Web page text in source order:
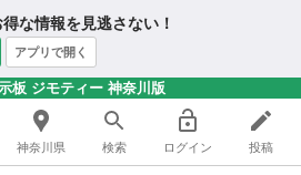
な情報を見逃さない！
アプリで開く
板 ジモティー 神奈川版
神奈川県 検索 ログイン 投稿